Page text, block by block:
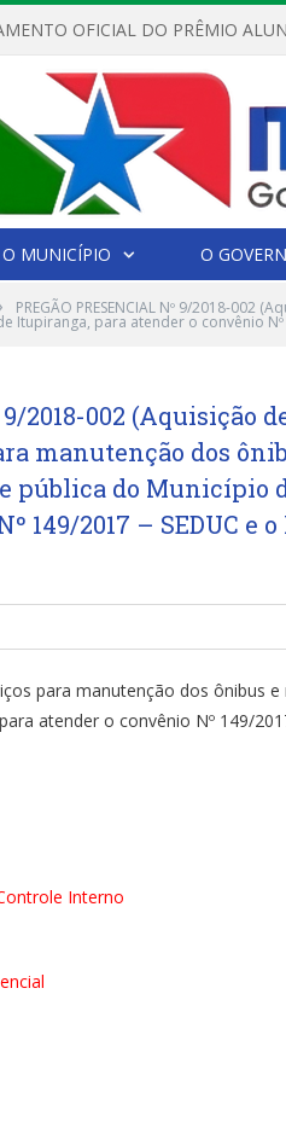
O MUNICÍPIO O
PREGÃO PRESENCIAL Nº 9/2018-
para atender o convênio Nº
9/2018-002 (Aquisição
manutenção dos
pública do Município
149/2017 – SEDUC e
para manutenção dos ônibus
atender o convênio Nº 149/
Interno